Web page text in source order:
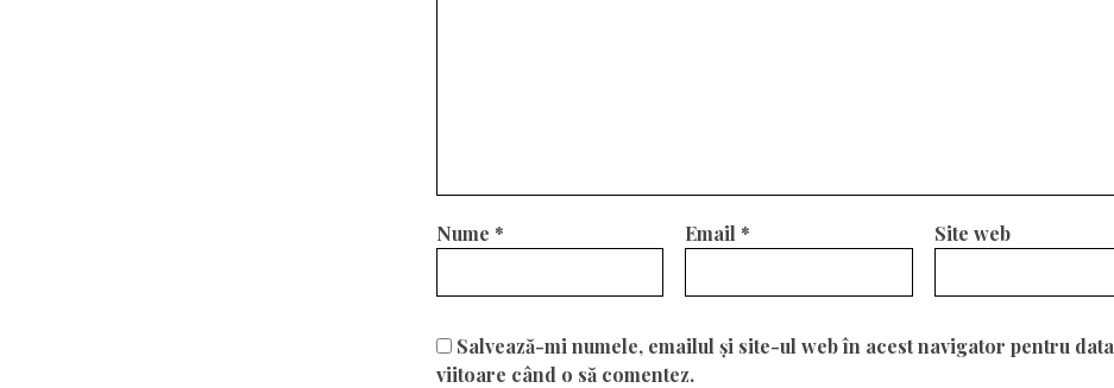
Nume * Email * Site web
Salvează-mi numele, emailul și site-ul web în acest navigator pentru data
viitoare când o să comentez.